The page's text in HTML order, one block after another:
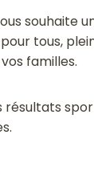
souhaite
tous,
familles.
résultats